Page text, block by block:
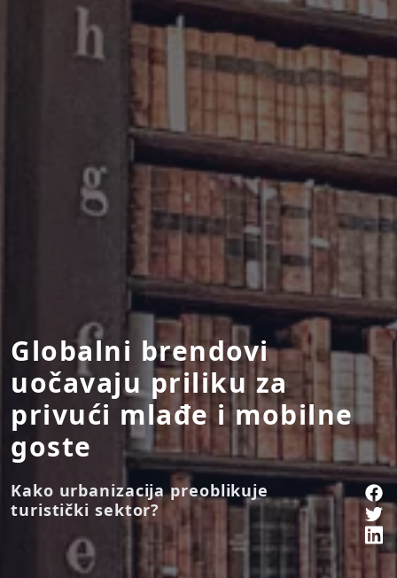
Globalni brendovi
uočavaju priliku za
privući mlađe i mobilne
goste
Kako urbanizacija preoblikuje
turistički sektor?